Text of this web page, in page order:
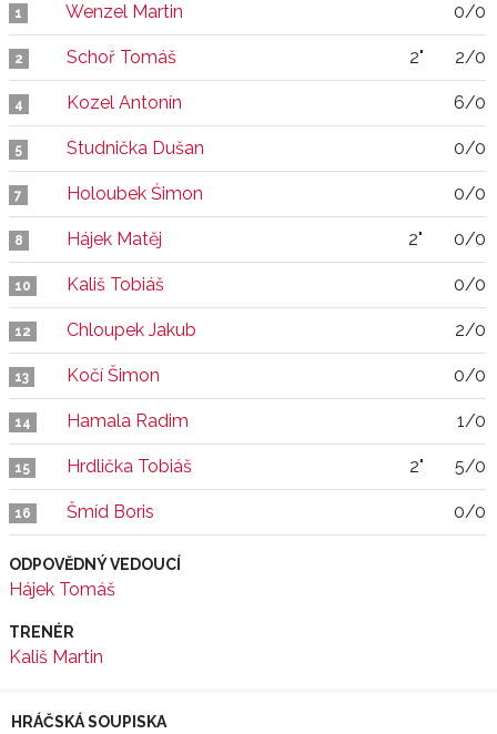
1 Wenzel Martin 0/0
2 Schoř Tomáš 2" 2/0
4 Kozel Antonín 6/0
5 Studnička Dušan 0/0
7 Holoubek Śimon 0/0
8 Hájek Matěj 2" 0/0
10 Kališ Tobiáš 0/0
12 Chloupek Jakub 2/0
13 Kočí Šimon 0/0
14 Hamala Radim 1/0
15 Hrdlička Tobiáš 2" 5/0
16 Šmíd Boris 0/0
ODPOVĚDNÝ VEDOUCÍ
Hájek Tomáš
TRENÉR
Kališ Martin
HRÁČSKÁ SOUPISKA